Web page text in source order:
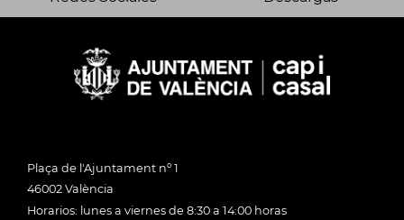
Plaça de l'Ajuntament nº 1
46002 València
Horarios: lunes a viernes de 8:30 a 14:00 horas